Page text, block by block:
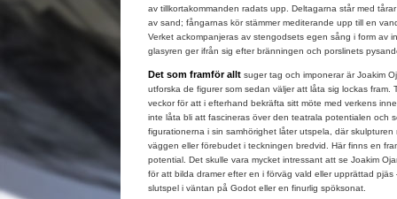
av tillkortakommanden radats upp. Deltagarna står med
av sand; fångarnas kör stämmer mediterande upp till en
Verket ackompanjeras av stengodsets egen sång i form av
glasyren ger ifrån sig efter bränningen och porslinets
Det som framför allt suger tag och imponerar är Joakim
utforska de figurer som sedan väljer att låta sig lockas fram.
veckor för att i efterhand bekräfta sitt möte med verkens
inte låta bli att fascineras över den teatrala potentialen och
figurationerna i sin samhörighet låter utspela, där skulpturen
väggen eller förebudet i teckningen bredvid. Här finns en
potential. Det skulle vara mycket intressant att se Joakim
för att bilda dramer efter en i förväg vald eller upprättad
slutspel i väntan på Godot eller en finurlig spöksonat.